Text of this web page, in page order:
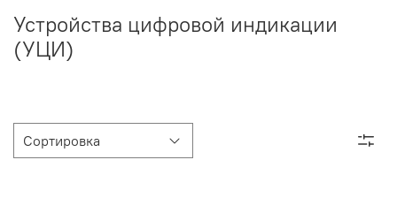
Устройства цифровой индикации
(УЦИ)